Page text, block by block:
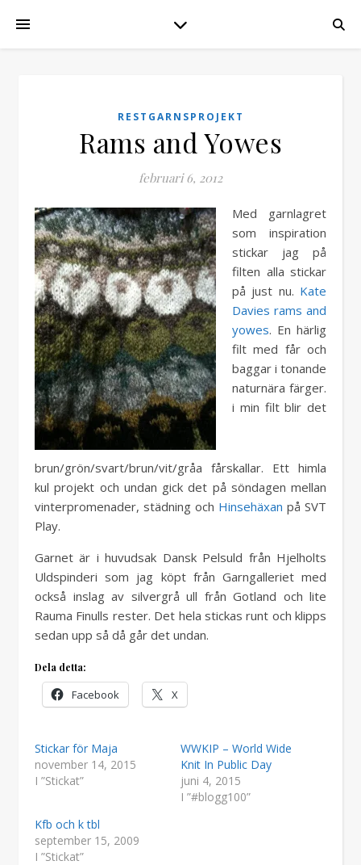
RESTGARNSPROJEKT
Rams and Yowes
februari 6, 2012
Med garnlagret
som inspiration
stickar jag på
filten alla stickar
på just nu. Kate
Davies rams and
yowes. En härlig
filt med får och
baggar i tonande
naturnära färger.
i min filt blir det
brun/grön/svart/brun/vit/gråa fårskallar. Ett himla
kul projekt och undan gick det på söndagen mellan
vinterpromenader, städning och Hinsehäxan på SVT
Play.
Garnet är i huvudsak Dansk Pelsuld från Hjelholts
Uldspinderi som jag köpt från Garngalleriet med
också inslag av silvergrå ull från Gotland och lite
Rauma Finulls rester. Det hela stickas runt och klipps
sedan upp så då går det undan.
Dela detta:
Facebook X
Stickar för Maja
november 14, 2015
I ”Stickat”
WWKIP – World Wide
Knit In Public Day
juni 4, 2015
I ”#blogg100”
Kfb och k tbl
september 15, 2009
I ”Stickat”